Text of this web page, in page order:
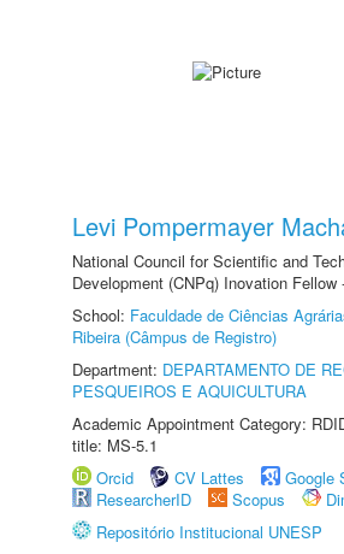
Levi Pompermayer
National Council for Scientific and
Development (CNPq) Inovation Fellow
School: Faculdade de Ciências
Ribeira (Câmpus de Registro)
Department: DEPARTAMENTO DE
PESQUEIROS E AQUICULTURA
Academic Appointment Category:
title: MS-5.1
Orcid
CV Lattes
Google
ResearcherID
Scopus
Repositório Institucional UNESP